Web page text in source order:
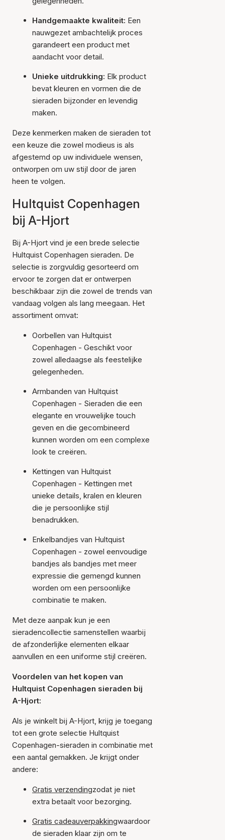
Handgemaakte kwaliteit: Een
nauwgezet ambachtelijk proces
garandeert een product met
aandacht voor detail.
Unieke uitdrukking: Elk product
bevat kleuren en vormen die de
sieraden bijzonder en levendig
maken.
Deze kenmerken maken de sieraden tot
een keuze die zowel modieus is als
afgestemd op uw individuele wensen,
ontworpen om uw stijl door de jaren
heen te volgen.
Hultquist Copenhagen
bij A-Hjort
Bij A-Hjort vind je een brede selectie
Hultquist Copenhagen sieraden. De
selectie is zorgvuldig gesorteerd om
ervoor te zorgen dat er ontwerpen
beschikbaar zijn die zowel de trends van
vandaag volgen als lang meegaan. Het
assortiment omvat:
Oorbellen van Hultquist
Copenhagen - Geschikt voor
zowel alledaagse als feestelijke
gelegenheden.
Armbanden van Hultquist
Copenhagen - Sieraden die een
elegante en vrouwelijke touch
geven en die gecombineerd
kunnen worden om een complexe
look te creëren.
Kettingen van Hultquist
Copenhagen - Kettingen met
unieke details, kralen en kleuren
die je persoonlijke stijl
benadrukken.
Enkelbandjes van Hultquist
Copenhagen - zowel eenvoudige
bandjes als bandjes met meer
expressie die gemengd kunnen
worden om een persoonlijke
combinatie te maken.
Met deze aanpak kun je een
sieradencollectie samenstellen waarbij
de afzonderlijke elementen elkaar
aanvullen en een uniforme stijl creëren.
Voordelen van het kopen van
Hultquist Copenhagen sieraden bij
A-Hjort:
Als je winkelt bij A-Hjort, krijg je toegang
tot een grote selectie Hultquist
Copenhagen-sieraden in combinatie met
een aantal gemakken. Je krijgt onder
andere:
Gratis verzendingzodat je niet
extra betaalt voor bezorging.
Gratis cadeauverpakkingwaardoor
de sieraden klaar zijn om te